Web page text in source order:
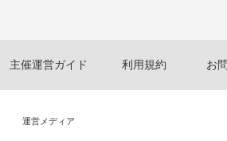
主催運営ガイド 利用規約 お
運営メディア